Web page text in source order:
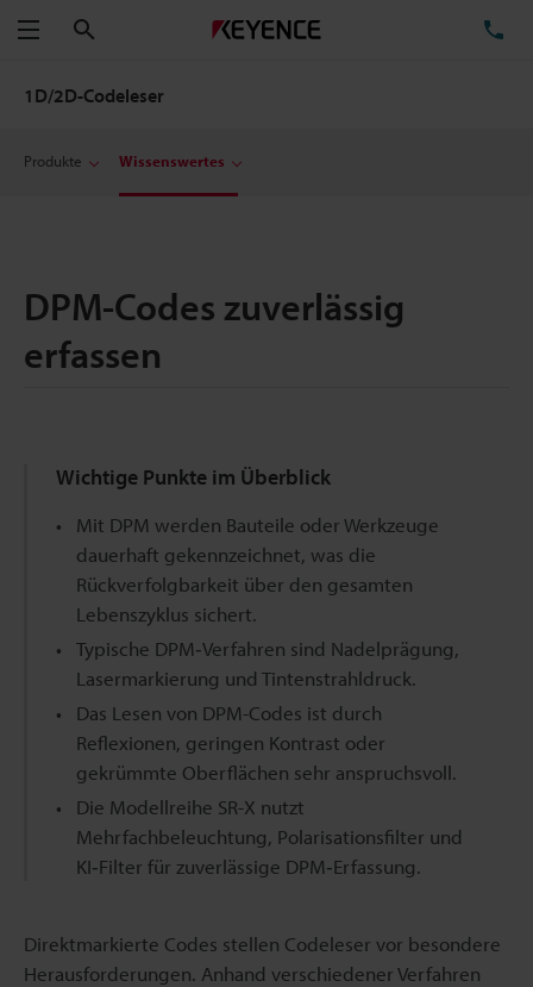
Menü
1D/2D-Codeleser
Produkte Wissenswertes
DPM-Codes zuverlässig
erfassen
Wichtige Punkte im Überblick
Mit DPM werden Bauteile oder Werkzeuge
dauerhaft gekennzeichnet, was die
Rückverfolgbarkeit über den gesamten
Lebenszyklus sichert.
Typische DPM‑Verfahren sind Nadelprägung,
Lasermarkierung und Tintenstrahldruck.
Das Lesen von DPM-Codes ist durch
Reflexionen, geringen Kontrast oder
gekrümmte Oberflächen sehr anspruchsvoll.
Die Modellreihe SR-X nutzt
Mehrfachbeleuchtung, Polarisationsfilter und
KI‑Filter für zuverlässige DPM‑Erfassung.
Direktmarkierte Codes stellen Codeleser vor besondere
Herausforderungen. Anhand verschiedener Verfahren